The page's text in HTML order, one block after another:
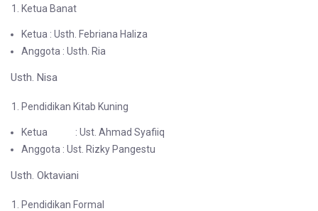
Ketua Banat
Ketua : Usth. Febriana Haliza
Anggota : Usth. Ria
Usth. Nisa
Pendidikan Kitab Kuning
Ketua : Ust. Ahmad Syafiiq
Anggota : Ust. Rizky Pangestu
Usth. Oktaviani
Pendidikan Formal